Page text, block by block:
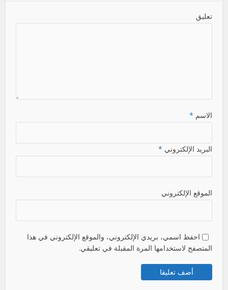
تعليق
الاسم *
البريد الإلكتروني *
الموقع الإلكتروني
احفظ اسمي، بريدي الإلكتروني، والموقع الإلكتروني في هذا
المتصفح لاستخدامها المرة المقبلة في تعليقي.